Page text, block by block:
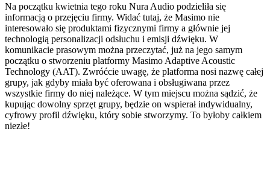
Na początku kwietnia tego roku Nura Audio podzieliła się
informacją o przejęciu firmy. Widać tutaj, że Masimo nie
interesowało się produktami fizycznymi firmy a głównie jej
technologią personalizacji odsłuchu i emisji dźwięku. W
komunikacie prasowym można przeczytać, już na jego samym
początku o stworzeniu platformy Masimo Adaptive Acoustic
Technology (AAT). Zwróćcie uwagę, że platforma nosi nazwę całej
grupy, jak gdyby miała być oferowana i obsługiwana przez
wszystkie firmy do niej należące. W tym miejscu można sądzić, że
kupując dowolny sprzęt grupy, będzie on wspierał indywidualny,
cyfrowy profil dźwięku, który sobie stworzymy. To byłoby całkiem
niezłe!